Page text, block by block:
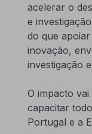
acelerar o
e
do que
inovação,
investigação
O impacto
capacitar
Portugal e a